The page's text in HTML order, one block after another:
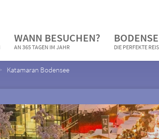
WANN BESUCHEN?
AN 365 TAGEN IM JAHR DIE PERFEKTE
Katamaran Bodensee